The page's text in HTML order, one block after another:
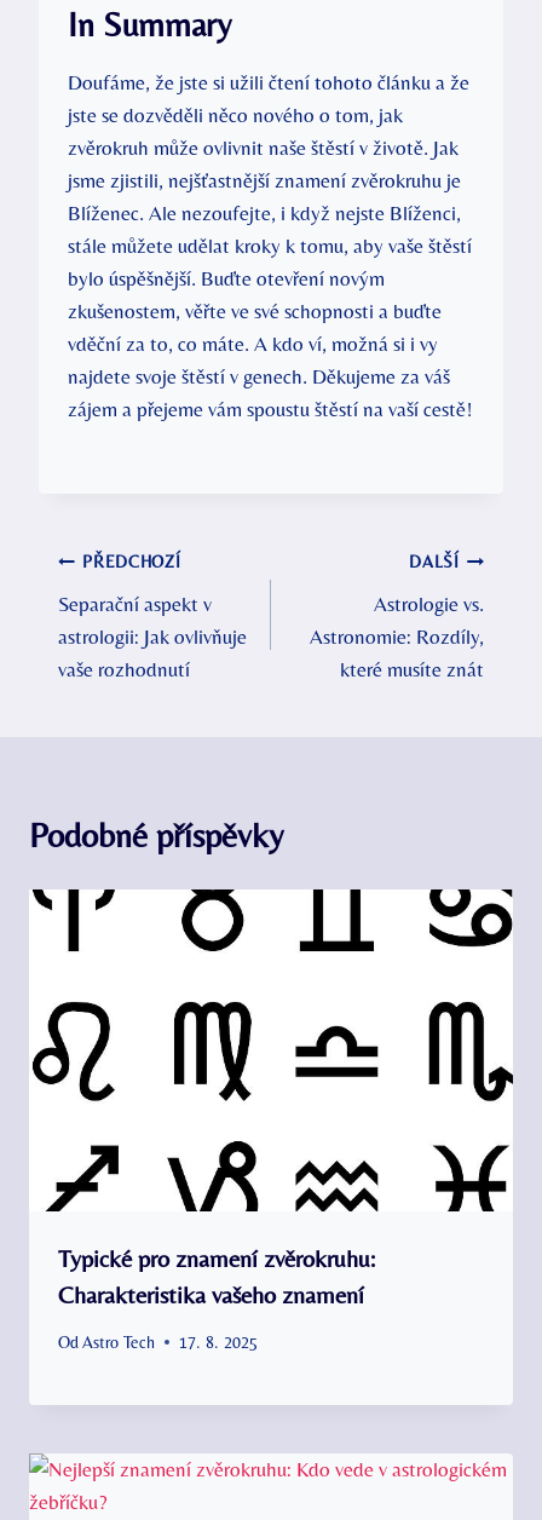
In Summary
Doufáme, že⁤ jste si ⁢užili čtení tohoto článku a že
jste ⁢se dozvěděli​ něco nového o ⁣tom, jak
⁣zvěrokruh může ovlivnit naše ‌štěstí ​v ‍životě. ⁢Jak
jsme‌ zjistili,⁢ nejšťastnější znamení ‍zvěrokruhu je
⁢Blíženec. Ale nezoufejte, ‍i když nejste Blíženci,
stále ‌můžete udělat kroky k tomu, aby vaše ⁣štěstí
bylo úspěšnější. Buďte ‍otevření novým
zkušenostem, věřte ve ⁢své schopnosti⁣ a buďte
vděční​ za ⁢to, co máte. A kdo ​ví, možná si‌ i ⁢vy
najdete svoje štěstí v ‍genech. Děkujeme za váš
zájem a⁤ přejeme vám spoustu štěstí na vaší cestě!
Navigace
pro
příspěvek
PŘEDCHOZÍ
Separační aspekt v
astrologii: Jak ovlivňuje
vaše rozhodnutí
DALŠÍ
Astrologie vs.
Astronomie: Rozdíly,
které musíte znát
Podobné příspěvky
Typické pro znamení zvěrokruhu:
Charakteristika vašeho znamení
Od Astro Tech 17. 8. 2025